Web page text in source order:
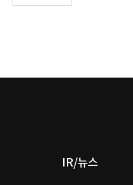
IR/뉴스